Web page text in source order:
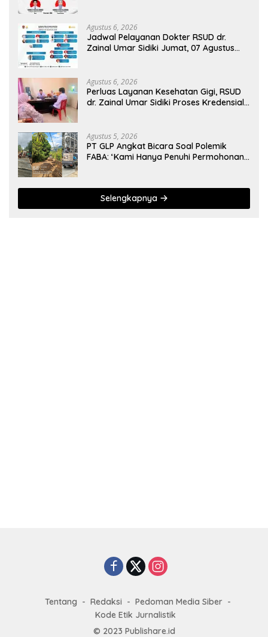
Agustus 6, 2026
Jadwal Pelayanan Dokter RSUD dr.
Zainal Umar Sidiki Jumat, 07 Agustus
Agustus 6, 2026
Perluas Layanan Kesehatan Gigi, RSUD
dr. Zainal Umar Sidiki Proses Kredensial
Agustus 5, 2026
PT GLP Angkat Bicara Soal Polemik
FABA: ‘Kami Hanya Penuhi Permohonan
Selengkapnya
Tentang Redaksi
Pedoman Media Siber
Kode Etik Jurnalistik
© 2023 Publishare.id